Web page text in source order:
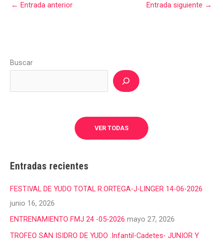
← Entrada anterior Entrada siguiente →
Buscar
VER TODAS
Entradas recientes
FESTIVAL DE YUDO TOTAL R.ORTEGA-J-LINGER 14-06-2026
junio 16, 2026
ENTRENAMIENTO FMJ 24 -05-2026 mayo 27, 2026
TROFEO SAN ISIDRO DE YUDO .Infantil-Cadetes- JUNIOR Y